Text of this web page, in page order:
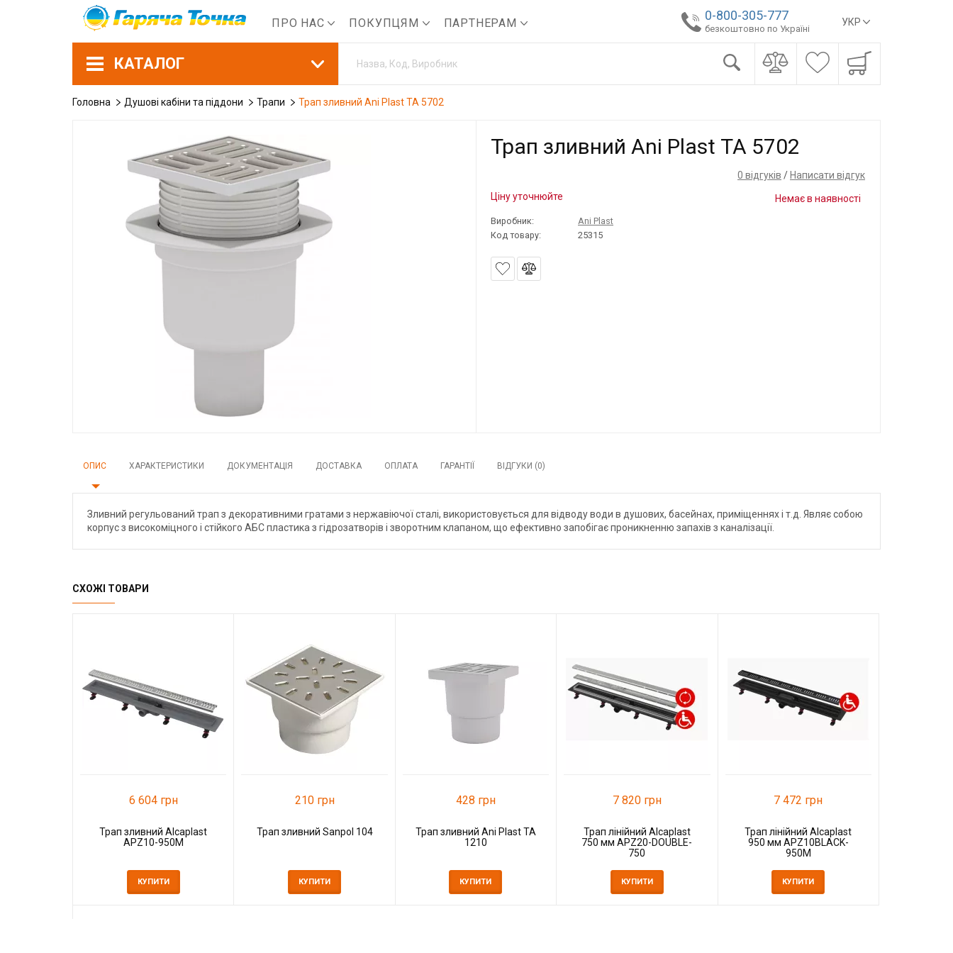
ПРО НАС ПОКУПЦЯМ ПАРТНЕРАМ УКР
0-800-305-777
безкоштовно по Україні
КАТАЛОГ
Головна Душові кабіни та піддони Трапи Трап зливний Ani Plast ТА 5702
Трап зливний Ani Plast ТА 5702
0 відгуків / Написати відгук
Ціну уточнюйте
Немає в наявності
Виробник:
Ani Plast
Код товару:
25315
ОПИС ХАРАКТЕРИСТИКИ ДОКУМЕНТАЦІЯ ДОСТАВКА ОПЛАТА ГАРАНТІЇ ВІДГУКИ (0)
Зливний регульований трап з декоративними гратами з нержавіючої сталі, використовується для відводу води в душових, басейнах, приміщеннях і т.д. Являє собою
корпус з високоміцного і стійкого АБС пластика з гідрозатворів і зворотним клапаном, що ефективно запобігає проникненню запахів з каналізації.
СХОЖІ ТОВАРИ
6 604 грн
Трап зливний Alcaplast
APZ10-950M
КУПИТИ
210 грн
Трап зливний Sanpol 104
КУПИТИ
428 грн
Трап зливний Ani Plast ТА
1210
КУПИТИ
7 820 грн
Трап лінійний Alcaplast
750 мм APZ20-DOUBLE-
750
КУПИТИ
7 472 грн
Трап лінійний Alcaplast
950 мм APZ10BLACK-
950M
КУПИТИ